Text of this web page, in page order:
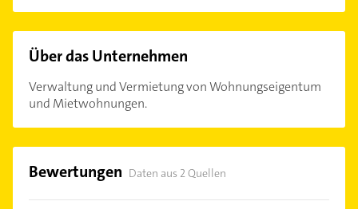
Über das Unternehmen
Verwaltung und Vermietung von Wohnungseigentum
und Mietwohnungen.
Bewertungen Daten aus 2 Quellen